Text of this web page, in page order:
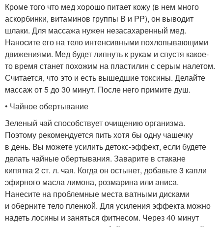
Кроме того что мед хорошо питает кожу (в нем много
аскорбинки, витаминов группы В и PP), он выводит
шлаки. Для массажа нужен незасахаренный мед.
Наносите его на тело интенсивными похлопывающими
движениями. Мед будет липнуть к рукам и спустя какое-
то время станет похожим на пластилин с серым налетом.
Считается, что это и есть вышедшие токсины. Делайте
массаж от 5 до 30 минут. После него примите душ.
• Чайное обертывание
Зеленый чай способствует очищению организма.
Поэтому рекомендуется пить хотя бы одну чашечку
в день. Вы можете усилить детокс-эффект, если будете
делать чайные обер­тывания. Заварите в стакане
кипятка 2 ст. л. чая. Когда он остынет, добавьте 3 капли
эфирного масла лимона, розмарина или аниса.
Нанесите на проблемные места ватными дисками
и оберните тело пленкой. Для усиления эффекта можно
надеть лосины и заняться фитнесом. Через 40 минут